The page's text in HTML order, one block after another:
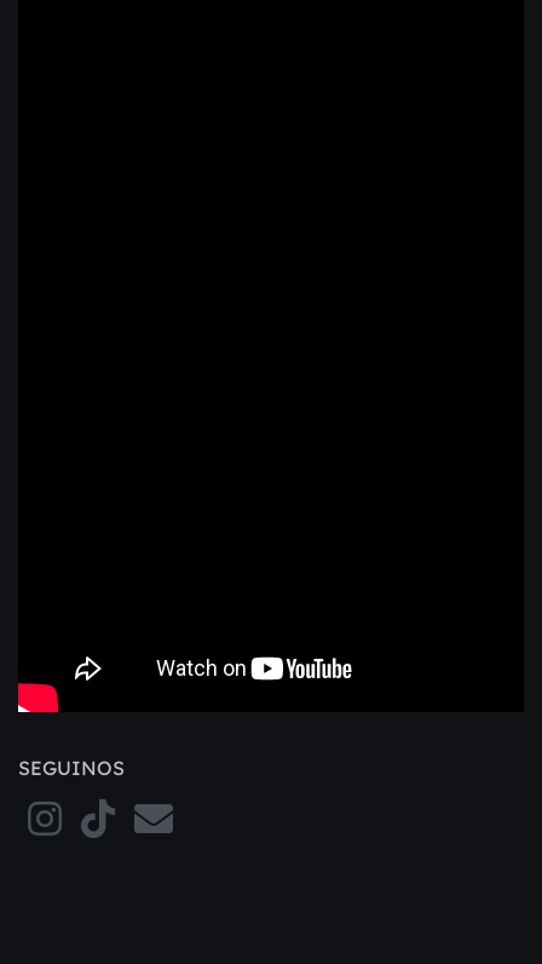
SEGUINOS